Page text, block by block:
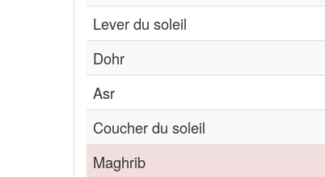
Lever du soleil
Dohr
Asr
Coucher du soleil
Maghrib